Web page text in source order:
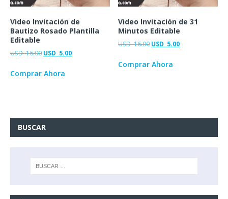
Video Invitación de
Bautizo Rosado Plantilla
Editable
USD16.00 USD 5.00
Comprar Ahora
Video Invitación de 31
Minutos Editable
USD16.00 USD 5.00
Comprar Ahora
BUSCAR